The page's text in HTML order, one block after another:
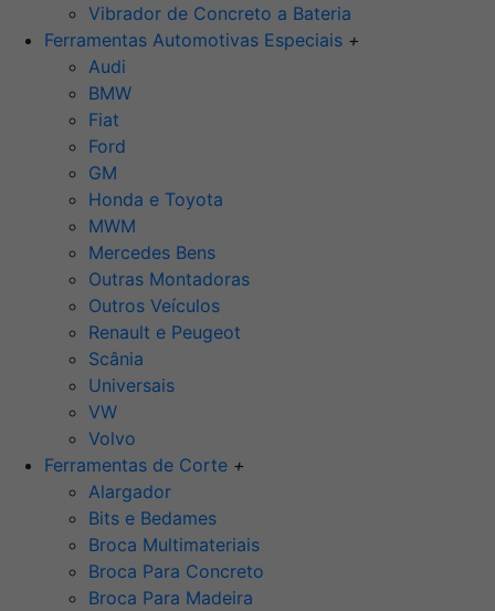
Vibrador de Concreto a Bateria
Ferramentas Automotivas Especiais +
Audi
BMW
Fiat
Ford
GM
Honda e Toyota
MWM
Mercedes Bens
Outras Montadoras
Outros Veículos
Renault e Peugeot
Scânia
Universais
VW
Volvo
Ferramentas de Corte +
Alargador
Bits e Bedames
Broca Multimateriais
Broca Para Concreto
Broca Para Madeira